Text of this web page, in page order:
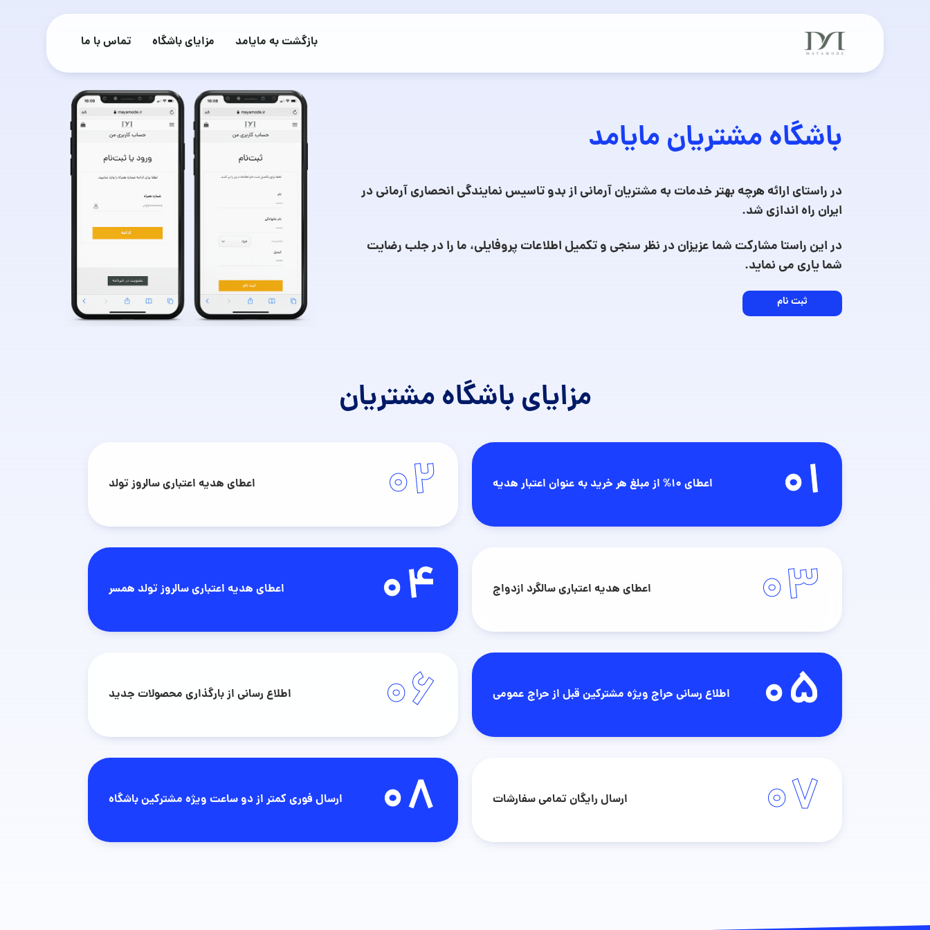
بازگشت به مایامد مزایای باشگاه تماس با ما
باشگاه مشتریان مایامد
در راستای ارائه هرچه بهتر خدمات به مشتریان آرمانی از بدو تاسیس نمایندگی انحصاری آرمانی در
ایران راه اندازی شد.
در این راستا مشارکت شما عزیزان در نظر سنجی و تکمیل اطلاعات پروفایلی، ما را در جلب رضایت
شما یاری می نماید.
ثبت نام
مزایای باشگاه مشتریان
01 اعطای 10% از مبلغ هر خرید به عنوان اعتبار هدیه 02 اعطای هدیه اعتباری سالروز تولد
03 اعطای هدیه اعتباری سالگرد ازدواج 04 اعطای هدیه اعتباری سالروز تولد همسر
05 اطلاع رسانی حراج ویژه مشترکین قبل از حراج عمومی 06 اطلاع رسانی از بارگذاری محصولات جدید
07 ارسال رایگان تمامی سفارشات 08 ارسال فوری کمتر از دو ساعت ویژه مشترکین باشگاه